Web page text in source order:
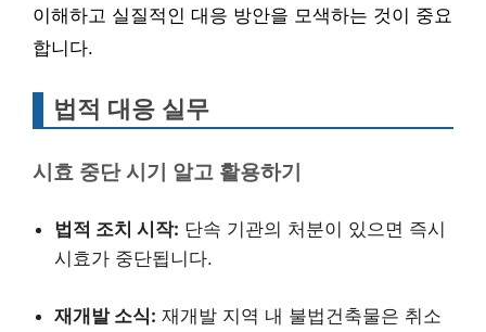
이해하고 실질적인 대응 방안을 모색하는 것이 중요
합니다.
법적 대응 실무
시효 중단 시기 알고 활용하기
법적 조치 시작: 단속 기관의 처분이 있으면 즉시
시효가 중단됩니다.
재개발 소식: 재개발 지역 내 불법건축물은 취소